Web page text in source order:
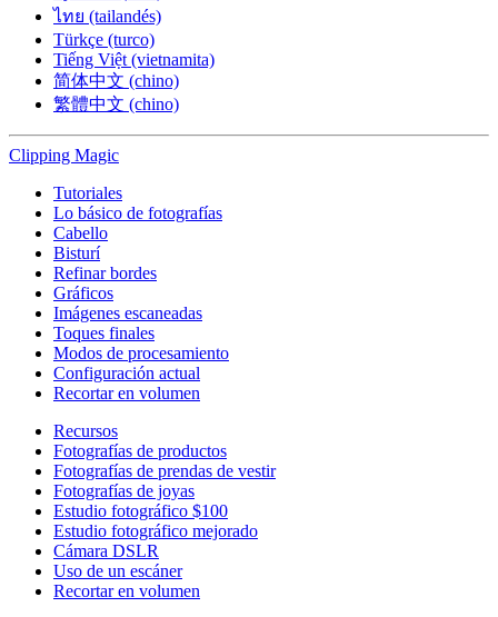
ไทย (tailandés)
Türkçe (turco)
Tiếng Việt (vietnamita)
简体中文 (chino)
繁體中文 (chino)
Clipping Magic
Tutoriales
Lo básico de fotografías
Cabello
Bisturí
Refinar bordes
Gráficos
Imágenes escaneadas
Toques finales
Modos de procesamiento
Configuración actual
Recortar en volumen
Recursos
Fotografías de productos
Fotografías de prendas de vestir
Fotografías de joyas
Estudio fotográfico $100
Estudio fotográfico mejorado
Cámara DSLR
Uso de un escáner
Recortar en volumen